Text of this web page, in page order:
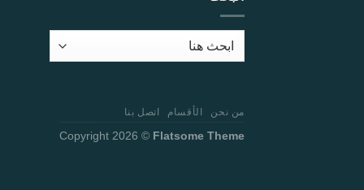
من نحن الأقسام اتصل بنا
Copyright 2026 © Flatsome Theme